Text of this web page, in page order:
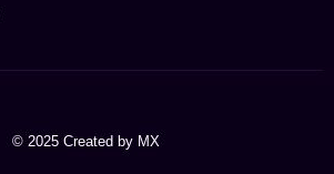
© 2025 Created by MX